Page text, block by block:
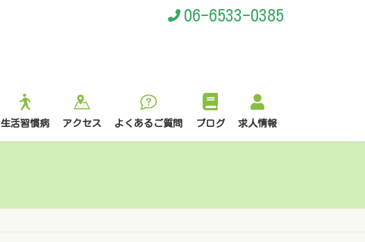
06-6533-0385
生活習慣病 アクセス よくあるご質問 ブログ 求人情報